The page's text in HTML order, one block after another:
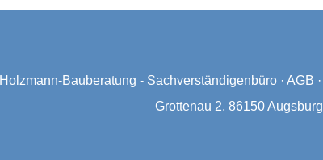
Holzmann-Bauberatung - Sachverständigenbüro · AGB ·
Grottenau 2, 86150 Augsburg